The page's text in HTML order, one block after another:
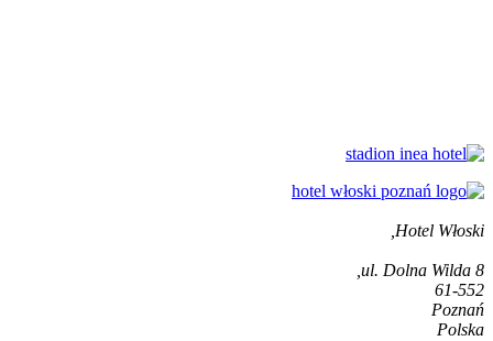
Hotel Włoski,
ul. Dolna Wilda 8,
61-552
Poznań
Polska